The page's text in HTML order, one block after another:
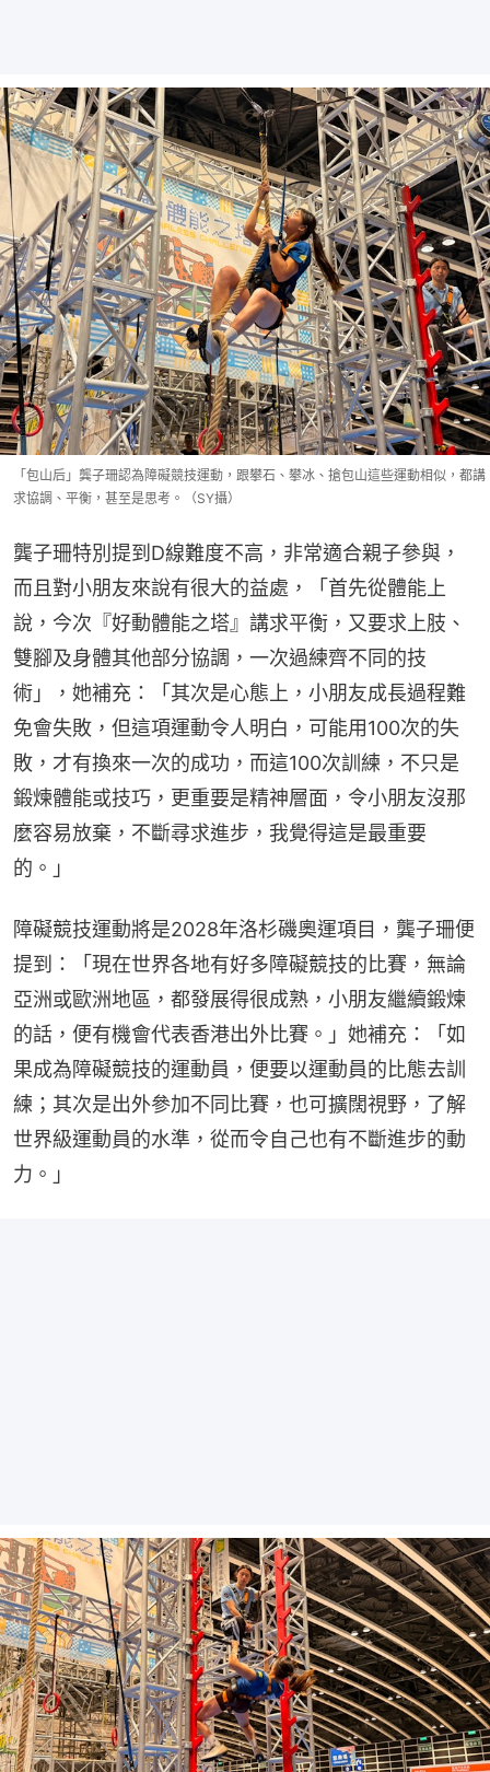
「包山后」龔子珊認為障礙競技運動，跟攀石、攀冰、搶包山這些運動相似，都講
求協調、平衡，甚至是思考。（SY攝）
龔子珊特別提到D線難度不高，非常適合親子參與，
而且對小朋友來說有很大的益處，「首先從體能上
說，今次『好動體能之塔』講求平衡，又要求上肢、
雙腳及身體其他部分協調，一次過練齊不同的技
術」，她補充：「其次是心態上，小朋友成長過程難
免會失敗，但這項運動令人明白，可能用100次的失
敗，才有換來一次的成功，而這100次訓練，不只是
鍛煉體能或技巧，更重要是精神層面，令小朋友沒那
麼容易放棄，不斷尋求進步，我覺得這是最重要
的。」
障礙競技運動將是2028年洛杉磯奧運項目，龔子珊便
提到：「現在世界各地有好多障礙競技的比賽，無論
亞洲或歐洲地區，都發展得很成熟，小朋友繼續鍛煉
的話，便有機會代表香港出外比賽。」她補充：「如
果成為障礙競技的運動員，便要以運動員的比態去訓
練；其次是出外參加不同比賽，也可擴闊視野，了解
世界級運動員的水準，從而令自己也有不斷進步的動
力。」